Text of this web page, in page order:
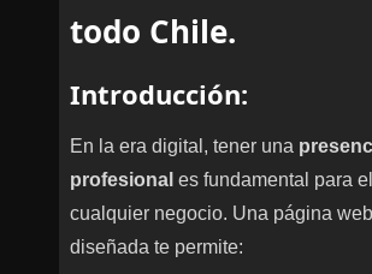
todo Chile.
Introducción:
En la era digital, tener una
profesional es fundamental para
cualquier negocio. Una página
diseñada te permite: